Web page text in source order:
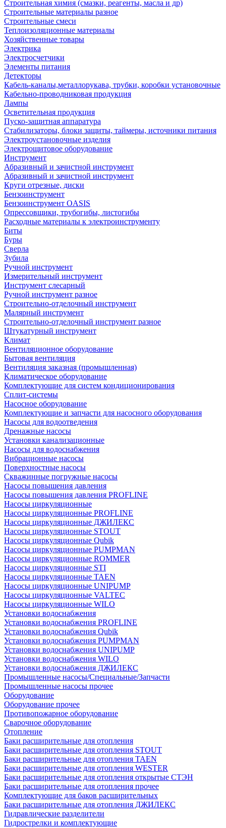
Строительная химия (смазки, реагенты, масла и др)
Строительные материалы разное
Строительные смеси
Теплоизоляционные материалы
Хозяйственные товары
Электрика
Электросчетчики
Элементы питания
Детекторы
Кабель-каналы,металлорукава, трубки, коробки установочные
Кабельно-проводниковая продукция
Лампы
Осветительная продукция
Пуско-защитная аппаратура
Стабилизаторы, блоки защиты, таймеры, источники питания
Электроустановочные изделия
Электрощитовое оборудование
Инструмент
Абразивный и зачистной инструмент
Абразивный и зачистной инструмент
Круги отрезные, диски
Бензоинструмент
Бензоинструмент OASIS
Опрессовщики, трубогибы, листогибы
Расходные материалы к электроинструменту
Биты
Буры
Сверла
Зубила
Ручной инструмент
Измерительный инструмент
Инструмент слесарный
Ручной инструмент разное
Строительно-отделочный инструмент
Малярный инструмент
Строительно-отделочный инструмент разное
Штукатурный инструмент
Климат
Вентиляционное оборудование
Бытовая вентиляция
Вентиляция заказная (промышленная)
Климатическое оборудование
Комплектующие для систем кондиционирования
Сплит-системы
Насосное оборудование
Комплектующие и запчасти для насосного оборудования
Насосы для водоотведения
Дренажные насосы
Установки канализационные
Насосы для водоснабжения
Вибрационные насосы
Поверхностные насосы
Скважинные погружные насосы
Насосы повышения давления
Насосы повышения давления PROFLINE
Насосы циркуляционные
Насосы циркуляционные PROFLINE
Насосы циркуляционные ДЖИЛЕКС
Насосы циркуляционные STOUT
Насосы циркуляционные Qubik
Насосы циркуляционные PUMPMAN
Насосы циркуляционные ROMMER
Насосы циркуляционные STI
Насосы циркуляционные TAEN
Насосы циркуляционные UNIPUMP
Насосы циркуляционные VALTEC
Насосы циркуляционные WILO
Установки водоснабжения
Установки водоснабжения PROFLINE
Установки водоснабжения Qubik
Установки водоснабжения PUMPMAN
Установки водоснабжения UNIPUMP
Установки водоснабжения WILO
Установки водоснабжения ДЖИЛЕКС
Промышленные насосы/Специальные/Запчасти
Промышленные насосы прочее
Оборудование
Оборудование прочее
Противопожарное оборудование
Сварочное оборудование
Отопление
Баки расширительные для отопления
Баки расширительные для отопления STOUT
Баки расширительные для отопления TAEN
Баки расширительные для отопления WESTER
Баки расширительные для отопления открытые СТЭН
Баки расширительные для отопления прочее
Комплектующие для баков расширительных
Баки расширительные для отопления ДЖИЛЕКС
Гидравлические разделители
Гидрострелки и комплектующие